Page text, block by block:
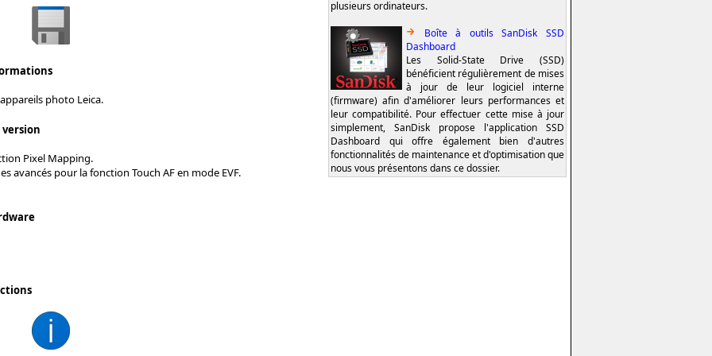
photo Leica.
Pixel Mapping.
avancés pour la fonction Touch AF en mode EVF.
plusieurs ordinateurs.
Boîte à outils SanDisk SSD
Dashboard
Les Solid-State Drive (SSD)
bénéficient régulièrement de mises
à jour de leur logiciel interne
(firmware) afin d'améliorer leurs performances et
leur compatibilité. Pour effectuer cette mise à jour
simplement, SanDisk propose l'application SSD
Dashboard qui offre également bien d'autres
fonctionnalités de maintenance et d'optimisation que
nous vous présentons dans ce dossier.